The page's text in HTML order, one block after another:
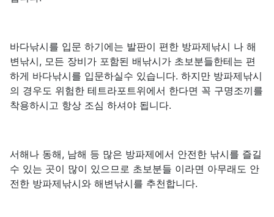
바다낚시를 입문 하기에는 발판이 편한 방파제낚시 나 해
변낚시, 모든 장비가 포함된 배낚시가 초보분들한테는 편
하게 바다낚시를 입문하실수 있습니다. 하지만 방파제낚시
의 경우도 위험한 테트라포트위에서 한다면 꼭 구명조끼를
착용하시고 항상 조심 하셔야 됩니다.
서해나 동해, 남해 등 많은 방파제에서 안전한 낚시를 즐길
수 있는 곳이 많이 있으므로 초보분들 이라면 아무래도 안
전한 방파제낚시와 해변낚시를 추천합니다.